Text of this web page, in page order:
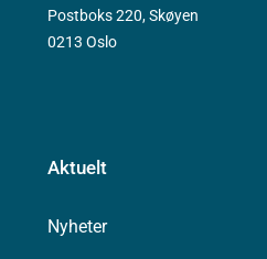
Postboks 220, Skøyen
0213 Oslo
Aktuelt
Nyheter